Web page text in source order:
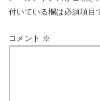
付いている欄は必須項目
コメント ※